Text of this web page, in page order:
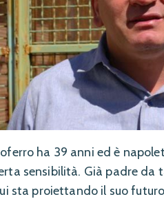
ha 39 anni ed è
sensibilità. Già padre
sta proiettando il suo